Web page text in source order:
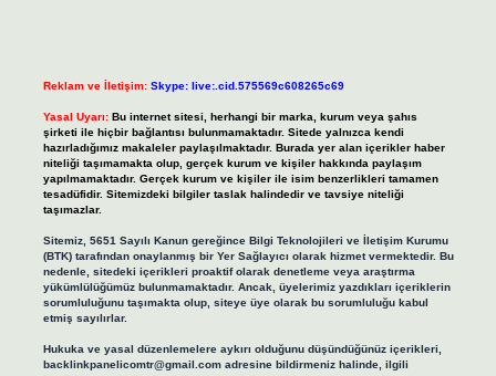
Reklam ve İletişim: Skype: live:.cid.575569c608265c69
Yasal Uyarı: Bu internet sitesi, herhangi bir marka, kurum veya şahıs
şirketi ile hiçbir bağlantısı bulunmamaktadır. Sitede yalnızca kendi
hazırladığımız makaleler paylaşılmaktadır. Burada yer alan içerikler haber
niteliği taşımamakta olup, gerçek kurum ve kişiler hakkında paylaşım
yapılmamaktadır. Gerçek kurum ve kişiler ile isim benzerlikleri tamamen
tesadüfidir. Sitemizdeki bilgiler taslak halindedir ve tavsiye niteliği
taşımazlar.
Sitemiz, 5651 Sayılı Kanun gereğince Bilgi Teknolojileri ve İletişim Kurumu
(BTK) tarafından onaylanmış bir Yer Sağlayıcı olarak hizmet vermektedir. Bu
nedenle, sitedeki içerikleri proaktif olarak denetleme veya araştırma
yükümlülüğümüz bulunmamaktadır. Ancak, üyelerimiz yazdıkları içeriklerin
sorumluluğunu taşımakta olup, siteye üye olarak bu sorumluluğu kabul
etmiş sayılırlar.
Hukuka ve yasal düzenlemelere aykırı olduğunu düşündüğünüz içerikleri,
backlinkpanelicomtr@gmail.comadresine bildirmeniz halinde, ilgili